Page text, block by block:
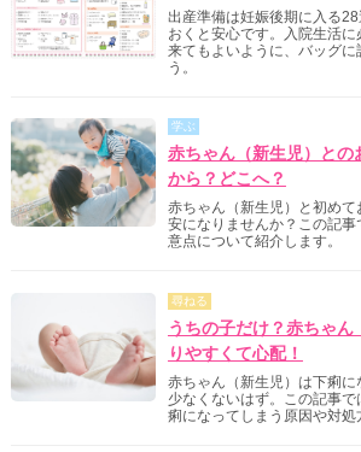
出産準備は妊娠後期に入る
おくと安心です。入院生活
来てもよいように、バッグに
う。
学ぶ
赤ちゃん（新生児）との
から？どこへ？
赤ちゃん（新生児）と初め
安になりませんか？この記
意点について紹介します。
尋ねる
うちの子だけ？赤ちゃ
りやすくて心配！
赤ちゃん（新生児）は下痢
少なくないはず。この記事
痢になってしまう原因や対処